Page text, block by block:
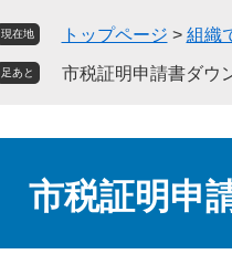
現在地 トップページ > 組織
足あと 市税証明申請書ダウ
市税証明申